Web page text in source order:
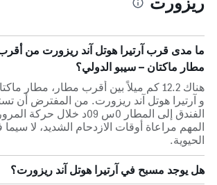
ما مدى قرب آرتيرا هوتل آند ريزورت من
مطار ماكتان – سيبو الدولي؟
هناك 12.2 كم ميلاً بين أقرب مطار، مطار
و آرتيرا هوتل آند ريزورت. من المفترض أن
الفندق إلى المطار 0س 09د خلال
المهم مراعاة أوقات الازدحام الشديد، لا
الحيوية.
هل يوجد مسبح في آرتيرا هوتل آند ريزورت؟